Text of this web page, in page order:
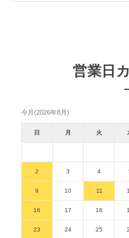
営業日
今月(2026年8月)
日 月 火
2 3 4
9 10 11
16 17 18
23 24 25